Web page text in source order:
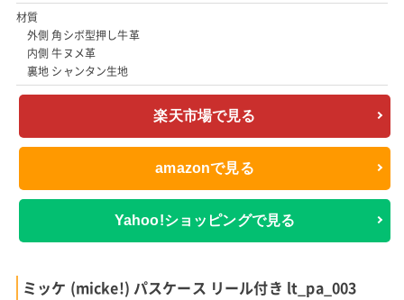
材質
外側 角シボ型押し牛革
内側 牛ヌメ革
裏地 シャンタン生地
楽天市場で見る
amazonで見る
Yahoo!ショッピングで見る
ミッケ (micke!) パスケース リール付き lt_pa_003